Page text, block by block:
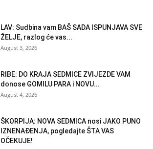
LAV: Sudbina vam BAŠ SADA ISPUNJAVA SVE
ŽELJE, razlog će vas...
August 3, 2026
RIBE: DO KRAJA SEDMICE ZVIJEZDE VAM
donose GOMILU PARA i NOVU...
August 4, 2026
ŠKORPIJA: NOVA SEDMICA nosi JAKO PUNO
IZNENAĐENJA, pogledajte ŠTA VAS
OČEKUJE!